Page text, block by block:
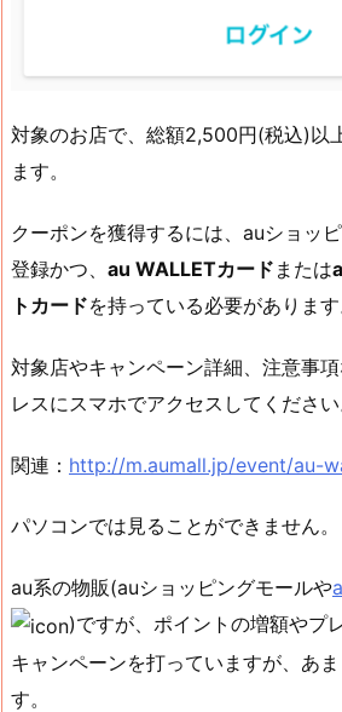
対象のお店で、総額2,500円(税込)以
ます。
クーポンを獲得するには、auショッ
登録かつ、 au WALLETカード または
トカードを持っている必要があります
対象店やキャンペーン詳細、注意事
レスにスマホでアクセスしてください
関連： http://m.aumall.jp/event/au-
パソコンでは見ることができません。
au系の物販(auショッピングモールや
)ですが、ポイントの増額やプ
キャンペーンを打っていますが、あ
す。